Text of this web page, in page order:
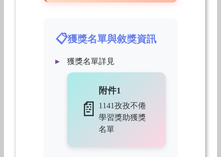
獲獎名單與敘獎資訊
獲獎名單詳見
附件1
1141孜孜不倦
學習獎助獲獎
名單